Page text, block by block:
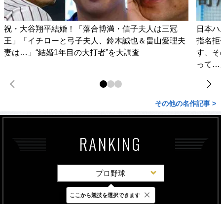
祝・大谷翔平結婚！「落合博満・信子夫人は三冠
王」「イチローと弓子夫人、鈴木誠也＆畠山愛理夫
妻は…」“結婚1年目の大打者”を大調査
日本
指名
す、
って…
その他の名作記事 >
RANKING
プロ野球
最新 24時間 週間
ここから競技を選択できます ×